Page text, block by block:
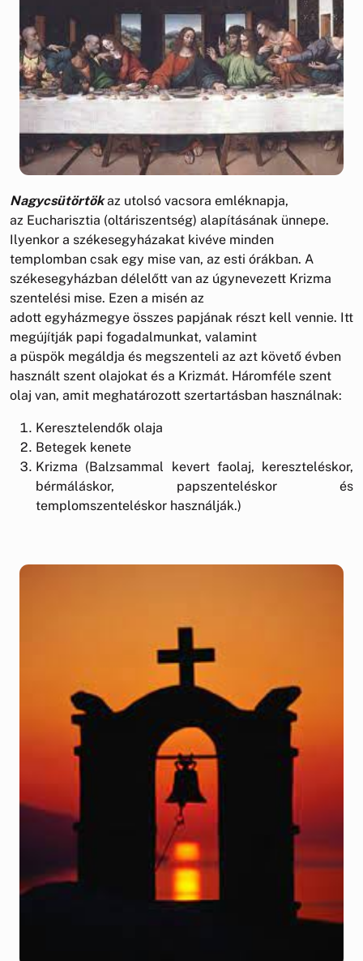
Nagycsütörtökaz utolsó vacsora emléknapja,
az Eucharisztia (oltáriszentség) alapításának ünnepe.
Ilyenkor a székesegyházakat kivéve minden
templomban csak egy mise van, az esti órákban. A
székesegyházban délelőtt van az úgynevezett Krizma
szentelési mise. Ezen a misén az
adott egyházmegye összes papjának részt kell vennie. Itt
megújítják papi fogadalmunkat, valamint
a püspök megáldja és megszenteli az azt követő évben
használt szent olajokat és a Krizmát. Háromféle szent
olaj van, amit meghatározott szertartásban használnak:
Keresztelendők olaja
Betegek kenete
Krizma (Balzsammal kevert faolaj, kereszteléskor,
bérmáláskor, papszenteléskor és
templomszenteléskor használják.)